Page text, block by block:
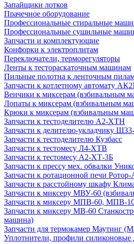
Запайщики лотков
Прачечное оборудование
Профессиональные стиральные
Профессиональные сушильные
Запчасти и комплектующие
Конфорки к электроплитам
Переключатели, терморегуляторы
Ленты к тестораскаточным машинам
Пильные полотна к ленточным
Запчасти к котлетному автомату
Венчики к миксерам (взбивальным
Лопаты к миксерам (взбивальным
Крюки к миксерам (взбивальным
Запчасти к тестоделителю А2-ХТН
Запчасти к делителю-укладчику
Запчасти к тестоделителю Кузбасс
Запчасти к тестомесу Л4-ХТВ
Запчасти к тестомесу А2-ХТ-3Б
Запчасти к прессу мех. обвалки
Запчасти к ротационной печи Ротор-
Запчасти к расстойному шкафу
Запчасти к миксеру МВУ-60
Запчасти к миксеру МПВ-60, МПВ-
Запчасти к миксеру МВ-60
машина)
Запчасти для термокамер Маутинг
Уплотнители, профили силиконовые